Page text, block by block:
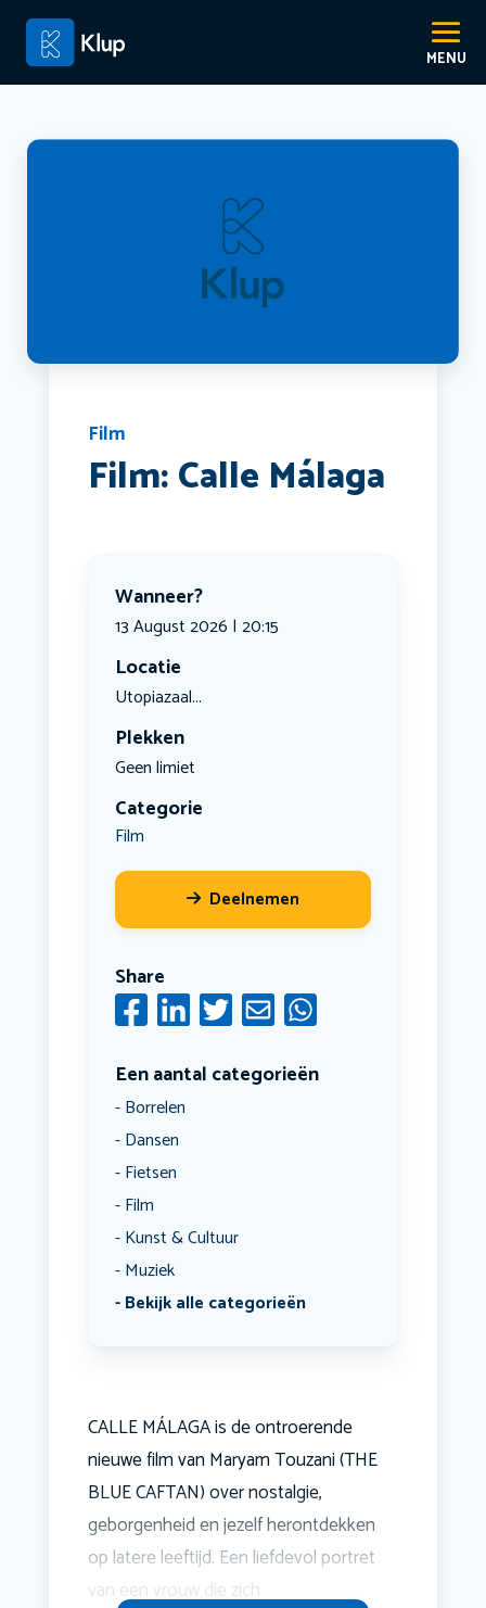
Film
Film: Calle Málaga
Wanneer?
13 August 2026 | 20:15
Locatie
Utopiazaal...
Plekken
Geen limiet
Categorie
Film
Deelnemen
Share
Een aantal categorieën
Borrelen
Dansen
Fietsen
Film
Kunst & Cultuur
Muziek
Bekijk alle categorieën
CALLE MÁLAGA is de ontroerende
nieuwe film van Maryam Touzani (THE
BLUE CAFTAN) over nostalgie,
geborgenheid en jezelf herontdekken
op latere leeftijd. Een liefdevol portret
van een vrouw die zich